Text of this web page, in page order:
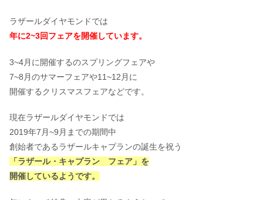
ラザールダイヤモンドでは
年に2~3回フェアを開催しています。
3~4月に開催するのスプリングフェアや
7~8月のサマーフェアや11~12月に
開催するクリスマスフェアなどです。
現在ラザールダイヤモンドでは
2019年7月~9月までの期間中
創始者であるラザールキャプランの誕生を祝う
「ラザール・キャプラン フェア」を
開催しているようです。